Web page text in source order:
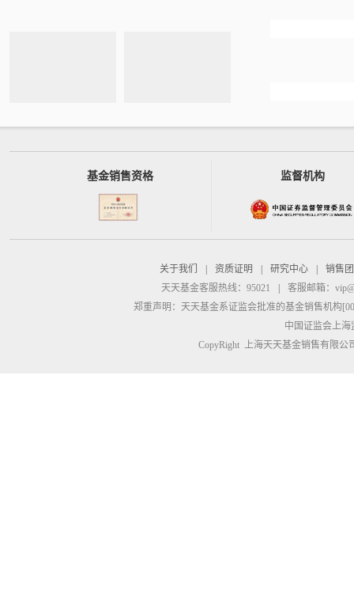
基金销售资格 监督机构
关于我们 资质证明 研究中心
销售
天天基金客服热线：95021
客服邮箱：
郑重声明： 天天基金系证监会批准的基金销售机构
中国证监会上
CopyRight 上海天天基金销售有限